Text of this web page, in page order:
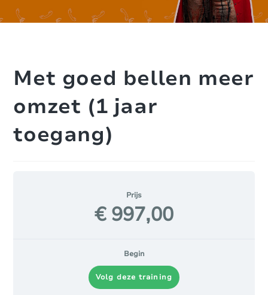
Met goed bellen meer
omzet (1 jaar
toegang)
Prijs
€ 997,00
Begin
Volg deze training